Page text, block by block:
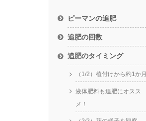
ピーマンの追肥
追肥の回数
追肥のタイミング
（1/2）植付けから約1か月
液体肥料も追肥にオスス
メ！